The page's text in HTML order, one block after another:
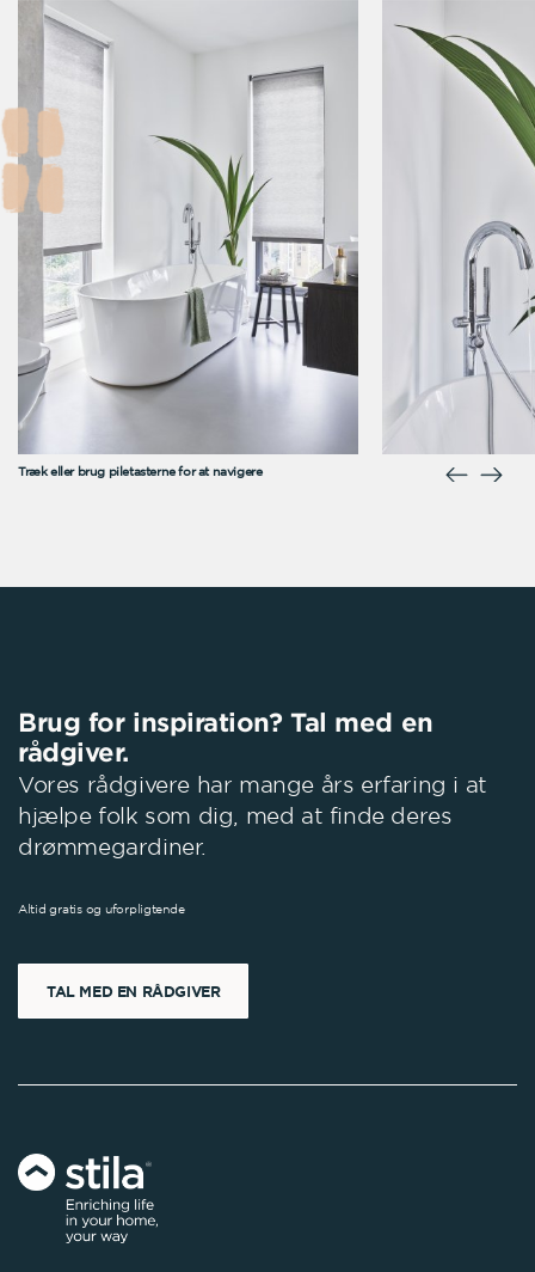
Træk eller brug piletasterne for at navigere
Brug for inspiration? Tal med en
rådgiver.
Vores rådgivere har mange års erfaring i at
hjælpe folk som dig, med at finde deres
drømmegardiner.
Altid gratis og uforpligtende
TAL MED EN RÅDGIVER